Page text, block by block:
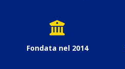
Fondata nel 2014